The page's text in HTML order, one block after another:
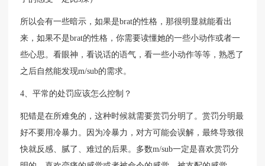
所以会有一些暗示，如果是brat的性格，那很明显就能看出
来，如果不是brat的性格，你需要读懂她的一些小动作或者一
些心思。看眼神，看说话的语气，看一些小动作等等，熟悉了
之后自然能发现m/sub的需求。
4、平常的处罚应该怎么控制？
犯错是在所难免的，这种时候就需要赏罚分明了。赏罚分明最
好不要用冷暴力。因为冷暴力，对方可能会误解，最终导致很
快就反感、腻了、难过的后果。多数m/sub一定是喜欢赏罚分